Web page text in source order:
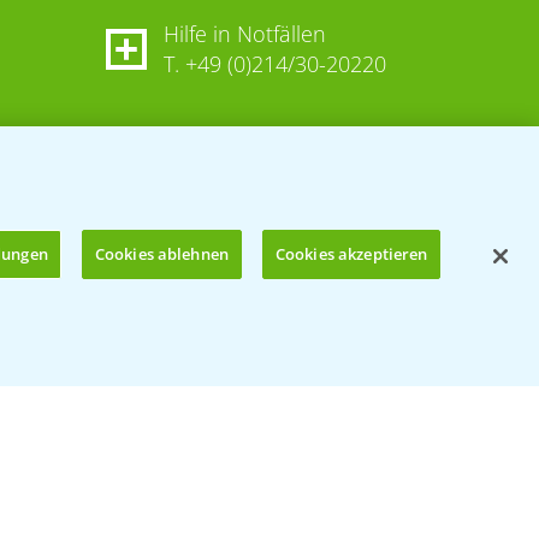
Hilfe in Notfällen
T. +49 (0)214/30-20220
Cookies ablehnen Cookies akzeptieren